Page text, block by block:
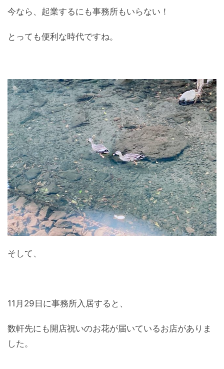
今なら、起業するにも事務所もいらない！
とっても便利な時代ですね。
そして、
11月29日に事務所入居すると、
数軒先にも開店祝いのお花が届いているお店がありま
した。